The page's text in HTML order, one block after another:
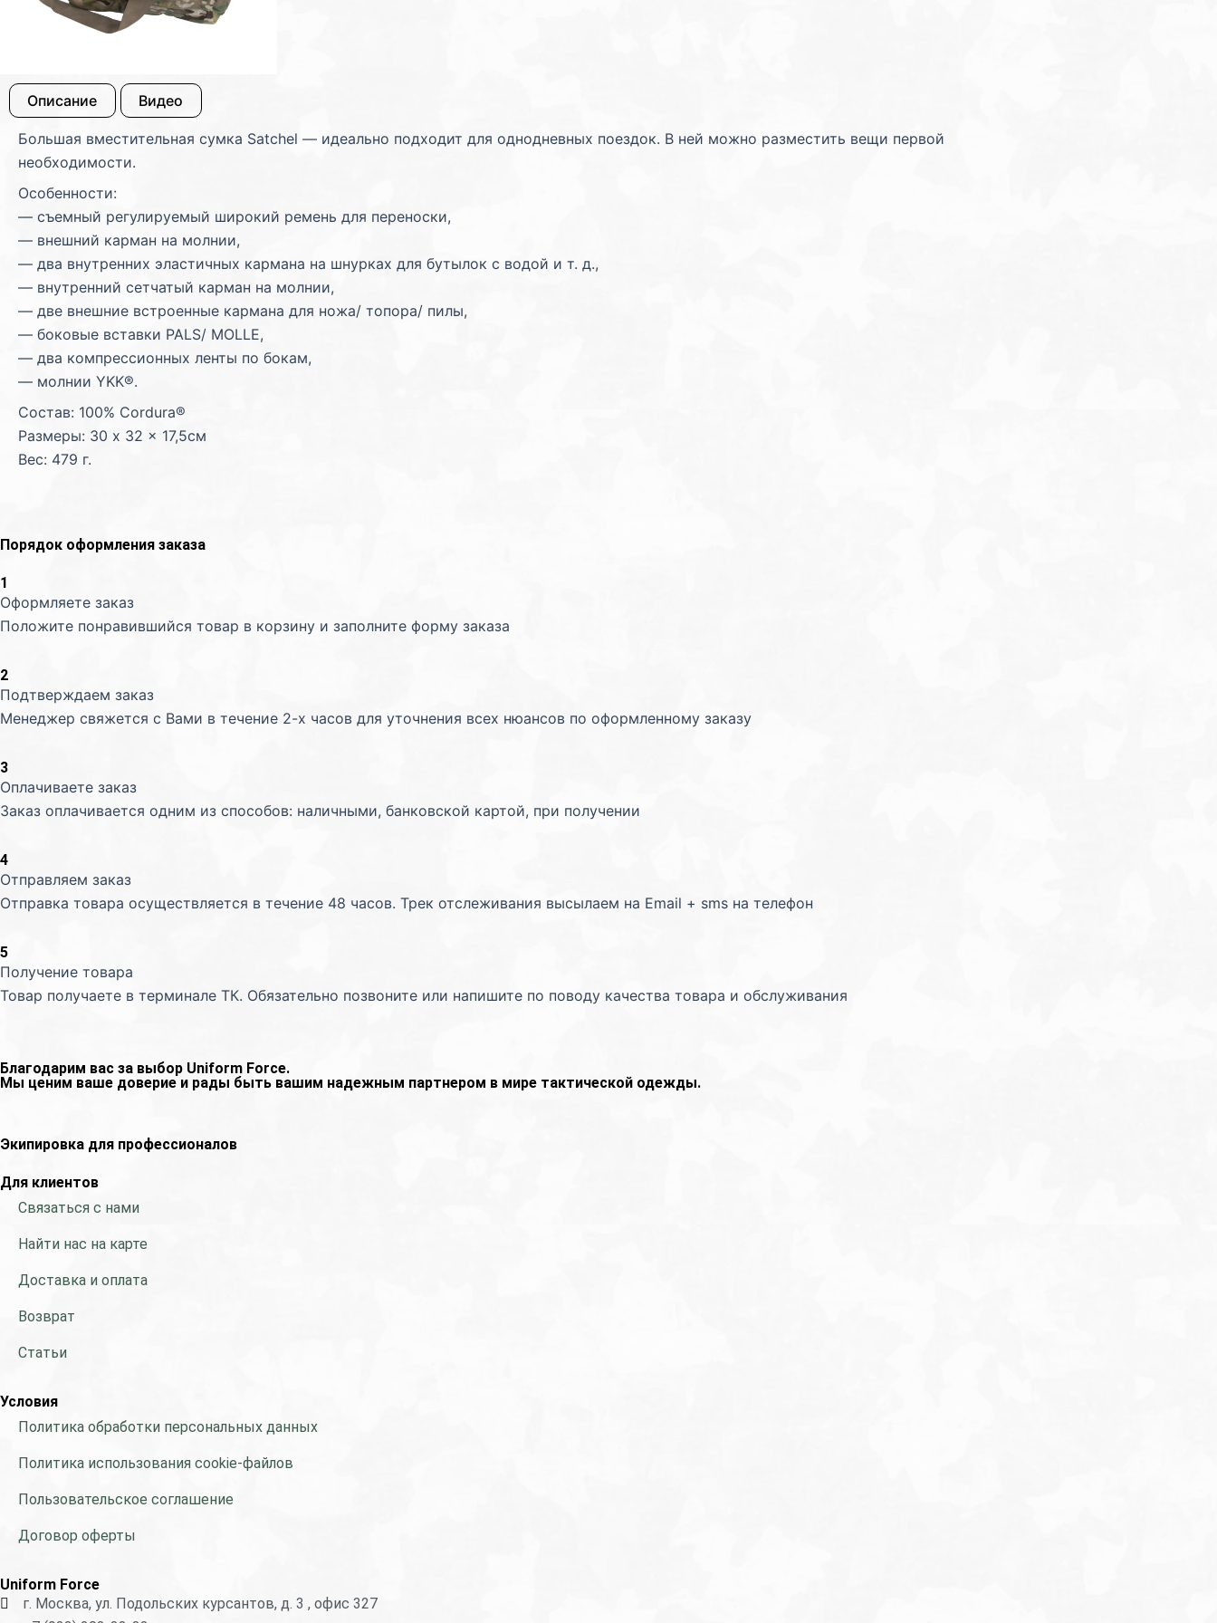
Описание Видео
Большая вместительная сумка Satchel — идеально подходит для однодневных поездок. В ней можно разместить вещи первой
необходимости.
Особенности:
— съемный регулируемый широкий ремень для переноски,
— внешний карман на молнии,
— два внутренних эластичных кармана на шнурках для бутылок с водой и т. д.,
— внутренний сетчатый карман на молнии,
— две внешние встроенные кармана для ножа/ топора/ пилы,
— боковые вставки PALS/ MOLLE,
— два компрессионных ленты по бокам,
— молнии YKK®.
Состав: 100% Cordura®
Размеры: 30 x 32 x 17,5см
Вес: 479 г.
Порядок оформления заказа
1
Оформляете заказ
Положите понравившийся товар в корзину и заполните форму заказа
2
Подтверждаем заказ
Менеджер свяжется с Вами в течение 2-х часов для уточнения всех нюансов по оформленному заказу
3
Оплачиваете заказ
Заказ оплачивается одним из способов: наличными, банковской картой, при получении
4
Отправляем заказ
Отправка товара осуществляется в течение 48 часов. Трек отслеживания высылаем на Email + sms на телефон
5
Получение товара
Товар получаете в терминале ТК. Обязательно позвоните или напишите по поводу качества товара и обслуживания
Благодарим вас за выбор Uniform Force.
Мы ценим ваше доверие и рады быть вашим надежным партнером в мире тактической одежды.
Экипировка для профессионалов
Для клиентов
Связаться с нами
Найти нас на карте
Доставка и оплата
Возврат
Статьи
Условия
Политика обработки персональных данных
Политика использования cookie-файлов
Пользовательское соглашение
Договор оферты
Uniform Force
г. Москва, ул. Подольских курсантов, д. 3 , офис 327